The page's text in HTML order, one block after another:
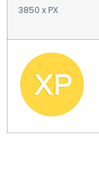
3850 x PX